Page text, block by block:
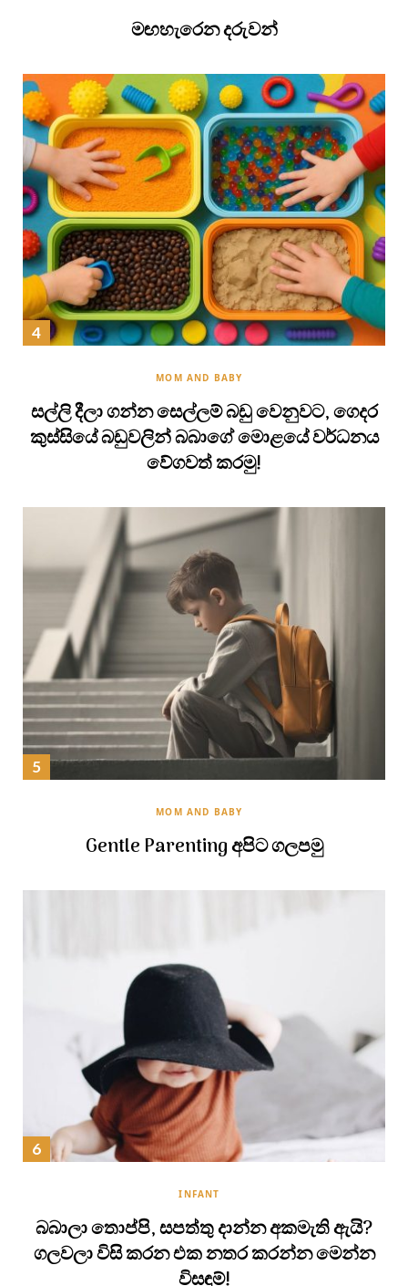
මඟහැරෙන දරුවන්
MOM AND BABY
සල්ලි දීලා ගන්න සෙල්ලම් බඩු වෙනුවට, ගෙදර
කුස්සියේ බඩුවලින් බබාගේ මොළයේ වර්ධනය
වේගවත් කරමු!
MOM AND BABY
Gentle Parenting අපිට ගලපමු
INFANT
බබාලා තොප්පි, සපත්තු දාන්න අකමැති ඇයි?
ගලවලා විසි කරන එක නතර කරන්න මෙන්න